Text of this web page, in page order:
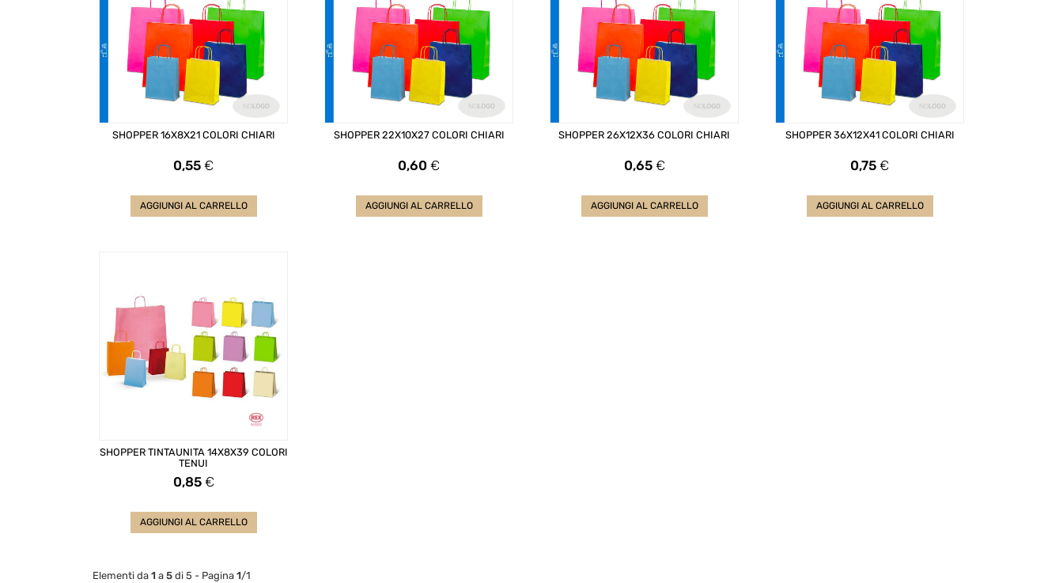
SHOPPER 16X8X21 COLORI CHIARI
Prezzo
0,55 €
AGGIUNGI AL CARRELLO
SHOPPER 22X10X27 COLORI CHIARI
Prezzo
0,60 €
AGGIUNGI AL CARRELLO
SHOPPER 26X12X36 COLORI CHIARI
Prezzo
0,65€
AGGIUNGI AL CARRELLO
SHOPPER 36X12X41 COLORI CHIARI
Prezzo
0,75 €
AGGIUNGI AL CARRELLO
SHOPPER TINTAUNITA 14X8X39 COLORI
TENUI
Prezzo
0,85€
AGGIUNGI AL CARRELLO
Elementi da 1 a 5 di 5 - Pagina 1/1